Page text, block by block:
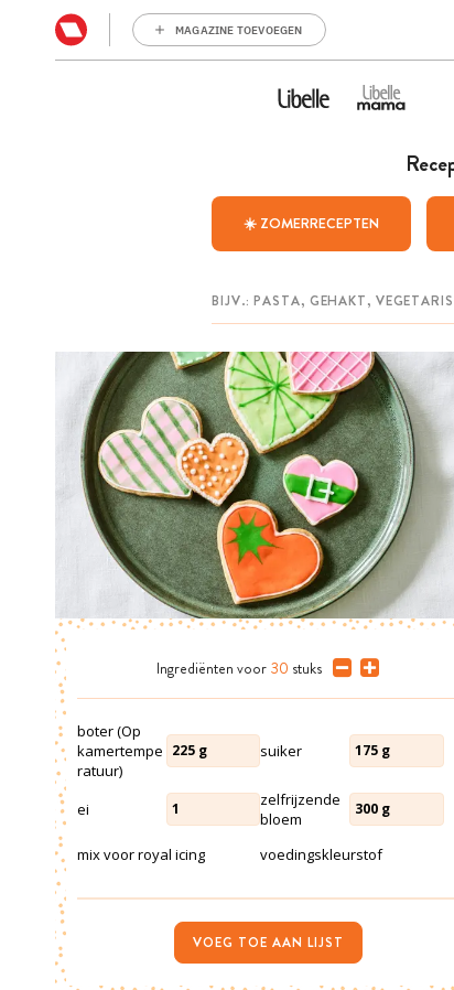
MAGAZINE TOEVOEGEN
☀️ ZOMERRECEPTEN
Ingrediënten voor 30 stuks
boter (Op
kamertempe
ratuur)
225 g suiker 175 g
ei 1
zelfrijzende
bloem
300 g
mix voor royal icing voedingskleurstof
VOEG TOE AAN LIJST